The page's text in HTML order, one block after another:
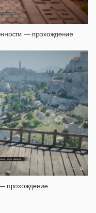
— прохождение
прохождение